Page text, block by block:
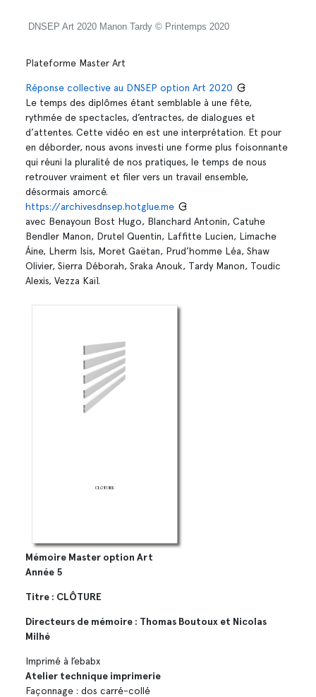
DNSEP Art 2020 Manon Tardy © Printemps 2020
Plateforme Master Art
Réponse collective au DNSEP option Art 2020
Le temps des diplômes étant semblable à une fête,
rythmée de spectacles, d’entractes, de dialogues et
d’attentes. Cette vidéo en est une interprétation. Et pour
en déborder, nous avons investi une forme plus foisonnante
qui réuni la pluralité de nos pratiques, le temps de nous
retrouver vraiment et filer vers un travail ensemble,
désormais amorcé.
https://archivesdnsep.hotglue.me
avec Benayoun Bost Hugo, Blanchard Antonin, Catuhe
Bendler Manon, Drutel Quentin, Laffitte Lucien, Limache
Áine, Lherm Isis, Moret Gaëtan, Prud’homme Léa, Shaw
Olivier, Sierra Déborah, Sraka Anouk, Tardy Manon, Toudic
Alexis, Vezza Kaïl.
Mémoire Master option Art
Année 5
Titre : CLÔTURE
Directeurs de mémoire : Thomas Boutoux et Nicolas
Milhé
Imprimé à l’ebabx
Atelier technique imprimerie
Façonnage : dos carré-collé